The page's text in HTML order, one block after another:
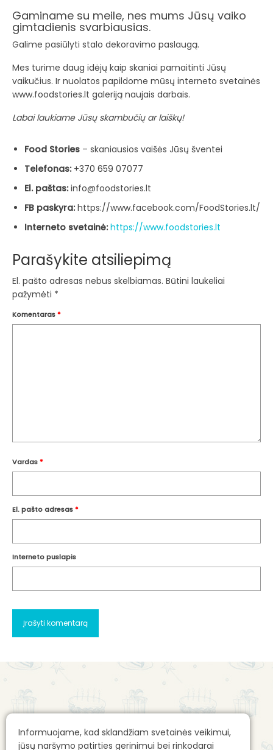
Informuojame, kad sklandžiam svetainės veikimui,
jūsų naršymo patirties gerinimui bei rinkodarai
Gaminame su meile, nes mums Jūsų vaiko
gimtadienis svarbiausias.
Galime pasiūlyti stalo dekoravimo paslaugą.
Mes turime daug idėjų kaip skaniai pamaitinti Jūsų
vaikučius. Ir nuolatos papildome mūsų interneto svetainės
www.foodstories.lt galeriją naujais darbais.
Labai laukiame Jūsų skambučių ar laiškų!
Food Stories – skaniausios vaišės Jūsų šventei
Telefonas:+370 659 07077
El. paštas:info@foodstories.lt
FB paskyra:https://www.facebook.com/FoodStories.lt/
Interneto svetainė: https://www.foodstories.lt
Parašykite atsiliepimą
El. pašto adresas nebus skelbiamas. Būtini laukeliai
pažymėti *
Komentaras*
Vardas*
El. pašto adresas*
Interneto puslapis
Apie mane: Alvilė Rimaitė
Reklamos talpinimo taisyklės